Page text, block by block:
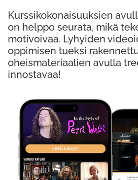
Kokeile
Kurssikokonaisuuksien
on helppo seurata, mikä
motivoivaa. Lyhyiden
oppimisen tueksi
oheismateriaalien avulla
innostavaa!